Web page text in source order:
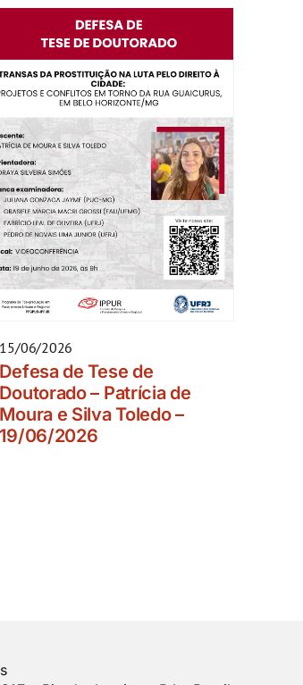
15/06/2026
Defesa de Tese de
Doutorado – Patrícia de
Moura e Silva Toledo –
19/06/2026